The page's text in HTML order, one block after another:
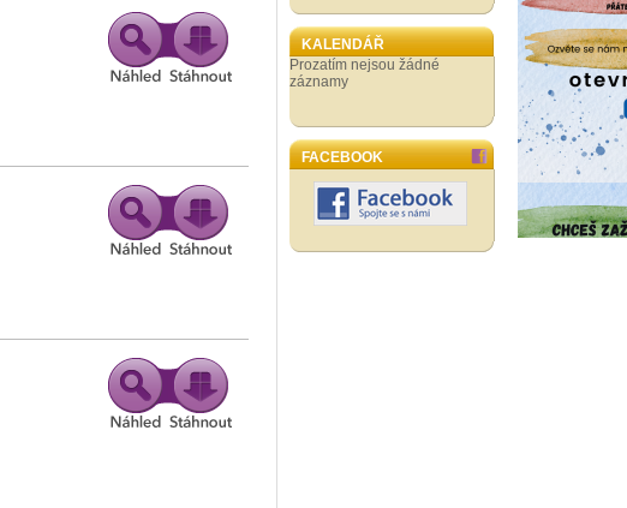
KALENDÁŘ
Prozatím nejsou žádné
záznamy
FACEBOOK